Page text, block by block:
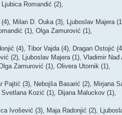
Romandić (2),
Milan D. Ouka (3), Ljuboslav Majera
(1), Olga Zamurović (1),
(4), Tibor Vajda (4), Dragan Ostojić
(2), Ljuboslav Majera (1), Vladimir Nađ
Zamurović (1), Olivera Utornik (1),
(3), Nebojša Basarić (2), Mirjana
Kozić (1), Dijana Maluckov (1),
Ivošević (3), Maja Radonjić (2),